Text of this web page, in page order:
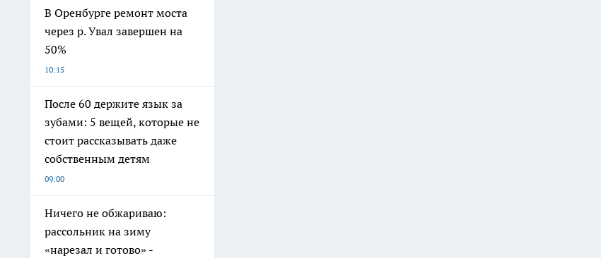
В Оренбурге ремонт моста
через р. Увал завершен на
50%
10:15
После 60 держите язык за
зубами: 5 вещей, которые не
стоит рассказывать даже
собственным детям
09:00
Ничего не обжариваю:
рассольник на зиму
«нарезал и готово» -